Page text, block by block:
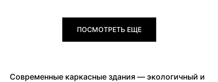
ПОСМОТРЕТЬ ЕЩЕ
Современные каркасные здания — экологичный и